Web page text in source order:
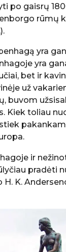
po gaisrų
rūmų
yra
yra
bet ir
už
buvom
Kiek toliau
ir
pradėti
K.